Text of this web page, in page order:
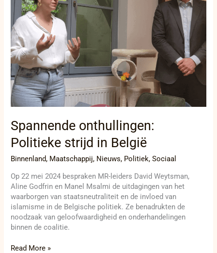
Spannende onthullingen:
Politieke strijd in België
Binnenland, Maatschappij, Nieuws, Politiek,Sociaal
Op 22 mei 2024 bespraken MR-leiders David Weytsman,
Aline Godfrin en Manel Msalmi de uitdagingen van het
waarborgen van staatsneutraliteit en de invloed van
islamisme in de Belgische politiek. Ze benadrukten de
noodzaak van geloofwaardigheid en onderhandelingen
binnen de coalitie.
in
België
Read More »